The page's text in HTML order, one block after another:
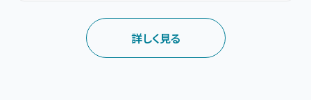
詳しく見る